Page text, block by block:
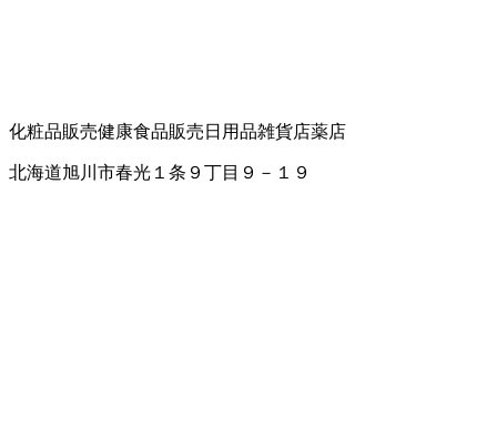
化粧品販売健康食品販売 日用品雑貨店薬店
北海道旭川市春光１条９丁目９－１９